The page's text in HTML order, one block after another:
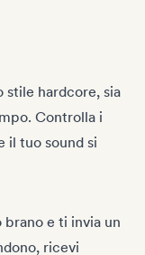
stile hardcore, sia
Controlla i
il tuo sound si
e ti invia un
ricevi